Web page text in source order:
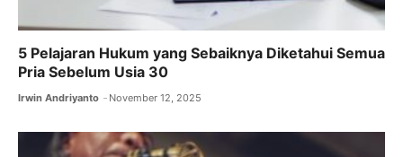
5 Pelajaran Hukum yang Sebaiknya Diketahui Semua
Pria Sebelum Usia 30
Irwin Andriyanto November 12, 2025